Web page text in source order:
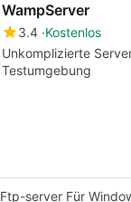
WampServer
3.4 Kostenlos
Unkomplizierte
Testumgebung
server Für